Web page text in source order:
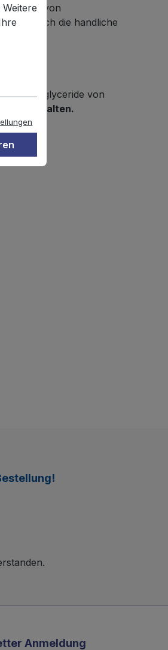
sind frei von
Durch die handliche
und Diglyceride von
enthalten.
Anmeldung